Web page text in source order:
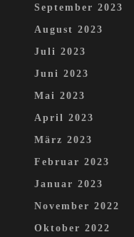
September 2023
August 2023
Juli 2023
Juni 2023
Mai 2023
April 2023
März 2023
Februar 2023
Januar 2023
November 2022
Oktober 2022